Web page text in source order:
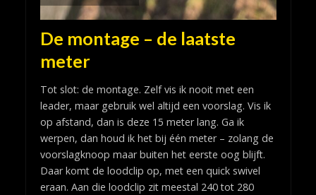
De montage – de laatste
meter
Tot slot: de montage. Zelf vis ik nooit met een
leader, maar gebruik wel altijd een voorslag. Vis ik
op afstand, dan is deze 15 meter lang. Ga ik
werpen, dan houd ik het bij één meter – zolang de
voorslagknoop maar buiten het eerste oog blijft.
Daar komt de loodclip op, met een quick swivel
eraan. Aan die loodclip zit meestal 240 tot 280